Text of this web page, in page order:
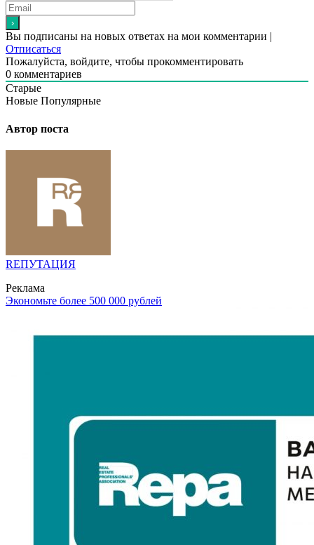
Вы подписаны на новых ответах на мои комментарии |
Отписаться
Пожалуйста, войдите, чтобы прокомментировать
0 комментариев
Старые
Новые Популярные
Автор поста
RЕПУТАЦИЯ
Реклама
Экономьте более 500 000 рублей